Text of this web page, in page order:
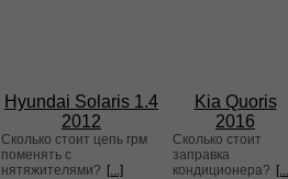
Hyundai Solaris 1.4
2012
Сколько стоит цепь грм
поменять с
нятяжителями? [...]
Kia Quoris
2016
Сколько стоит
заправка
кондиционера?